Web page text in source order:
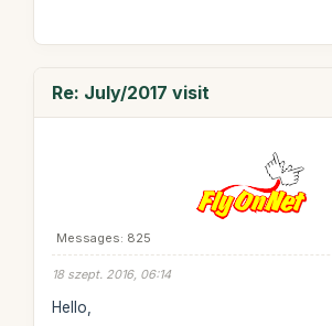
Re: July/2017 visit
Messages: 825
18 szept. 2016, 06:14
Hello,